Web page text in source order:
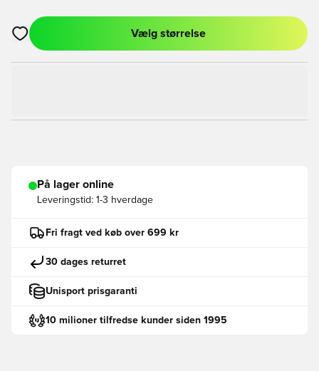
Åbner en Modal til at logge ind eller tilmelde dig som medlem
Vælg størrelse
På lager online
Leveringstid: 1-3 hverdage
Fri fragt ved køb over 699 kr
30 dages returret
Unisport prisgaranti
10 milioner tilfredse kunder siden 1995